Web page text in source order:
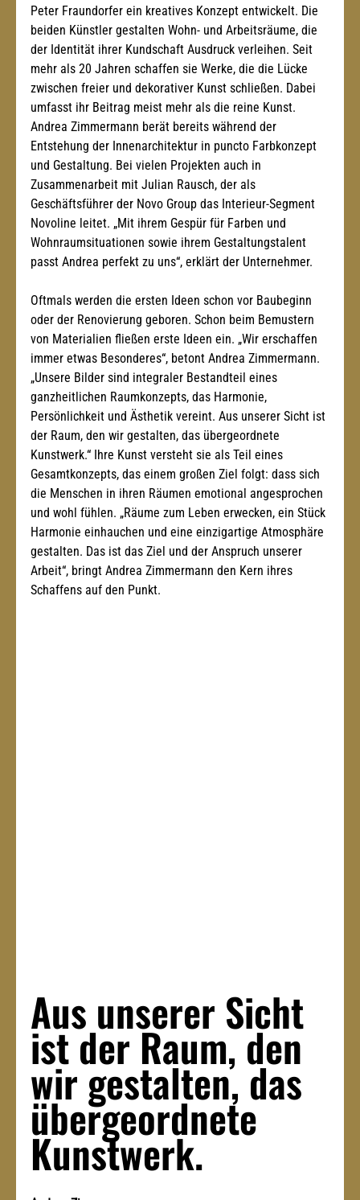
Peter Fraundorfer ein kreatives Konzept entwickelt. Die
beiden Künstler gestalten Wohn- und Arbeitsräume, die
der Identität ihrer Kundschaft Ausdruck verleihen. Seit
mehr als 20 Jahren schaffen sie Werke, die die Lücke
zwischen freier und dekorativer Kunst schließen. Dabei
umfasst ihr Beitrag meist mehr als die reine Kunst.
Andrea Zimmermann berät bereits während der
Entstehung der Innenarchitektur in puncto Farbkonzept
und Gestaltung. Bei vielen Projekten auch in
Zusammenarbeit mit Julian Rausch, der als
Geschäftsführer der Novo Group das Interieur-Segment
Novoline leitet. „Mit ihrem Gespür für Farben und
Wohnraumsituationen sowie ihrem Gestaltungstalent
passt Andrea perfekt zu uns“, erklärt der Unternehmer.
Oftmals werden die ersten Ideen schon vor Baubeginn
oder der Renovierung geboren. Schon beim Bemustern
von Materialien fließen erste Ideen ein. „Wir erschaffen
immer etwas Besonderes“, betont Andrea Zimmermann.
„Unsere Bilder sind integraler Bestandteil eines
ganzheitlichen Raumkonzepts, das Harmonie,
Persönlichkeit und Ästhetik vereint. Aus unserer Sicht ist
der Raum, den wir gestalten, das übergeordnete
Kunstwerk.“ Ihre Kunst versteht sie als Teil eines
Gesamtkonzepts, das einem großen Ziel folgt: dass sich
die Menschen in ihren Räumen emotional angesprochen
und wohl fühlen. „Räume zum Leben erwecken, ein Stück
Harmonie einhauchen und eine einzigartige Atmosphäre
gestalten. Das ist das Ziel und der Anspruch unserer
Arbeit“, bringt Andrea Zimmermann den Kern ihres
Schaffens auf den Punkt.
Aus unserer Sicht
ist der Raum, den
wir gestalten, das
übergeordnete
Kunstwerk.